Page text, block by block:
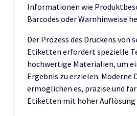
Informationen wie
Barcodes oder Warnhinweise
Der Prozess des Druckens von
Etiketten erfordert spezielle
hochwertige Materialien, um
Ergebnis zu erzielen. Moderne
ermöglichen es, präzise und
Etiketten mit hoher